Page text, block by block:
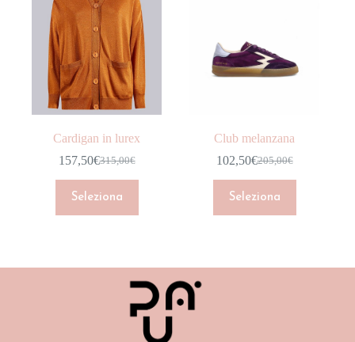
BORSE
CAPPOTTI
DENIM
GIACCHE
GONNE
HOME COLLECTION
INTIMO
Cardigan in lurex
315,00€
157,50€
Seleziona
Club melanzana
205,00€
102,50€
Seleziona